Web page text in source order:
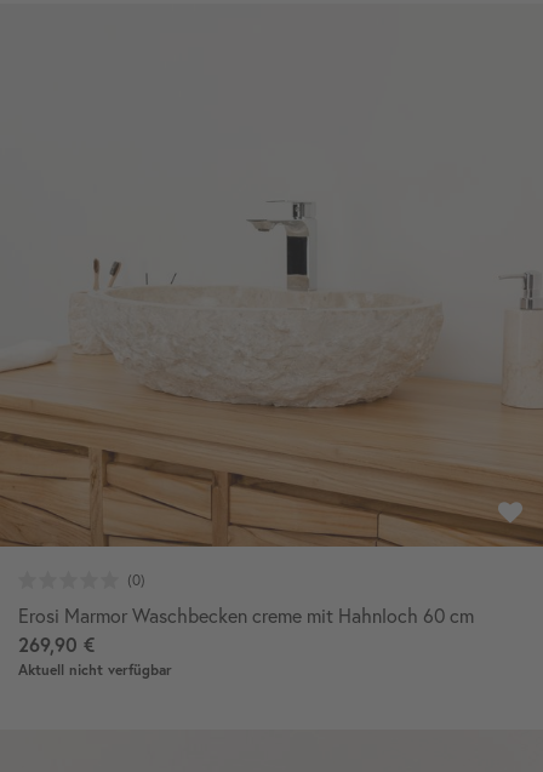
Erosi Marmor Waschbecken creme mit Hahnloch 60 cm
269,90 €
Aktuell nicht verfügbar